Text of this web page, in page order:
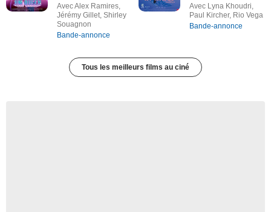
Avec Alex Ramires,
Jérémy Gillet, Shirley
Souagnon
Bande-annonce
Avec Lyna Khoudri,
Paul Kircher, Rio Vega
Bande-annonce
Tous les meilleurs films au ciné